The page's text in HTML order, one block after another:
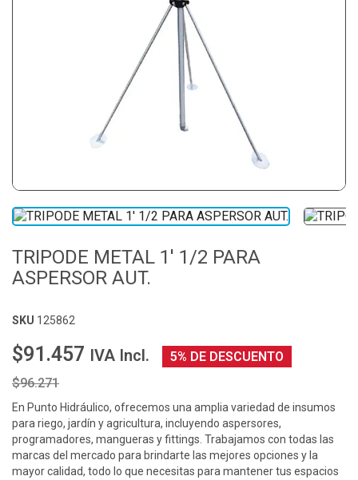
TRIPODE METAL 1' 1/2 PARA
ASPERSOR AUT.
SKU 125862
$91.457 IVA Incl.
5% DE DESCUENTO
$96.271
En Punto Hidráulico, ofrecemos una amplia variedad de insumos
para riego, jardín y agricultura, incluyendo aspersores,
programadores, mangueras y fittings. Trabajamos con todas las
marcas del mercado para brindarte las mejores opciones y la
mayor calidad, todo lo que necesitas para mantener tus espacios